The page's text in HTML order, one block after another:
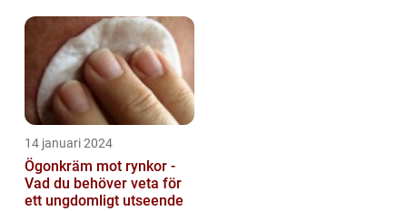
14 januari 2024
Ögonkräm mot rynkor -
Vad du behöver veta för
ett ungdomligt utseende